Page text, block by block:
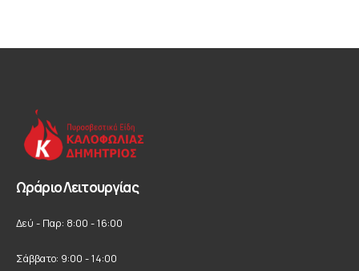
Ωράριο Λειτουργίας
Δεύ - Παρ: 8:00 - 16:00
Σάββατο: 9:00 - 14:00